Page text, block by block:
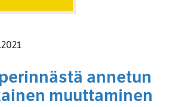
annetun
muuttaminen